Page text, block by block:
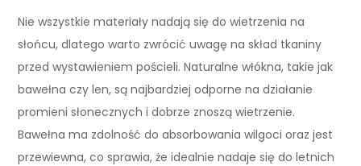
Nie wszystkie materiały nadają się do wietrzenia na
słońcu, dlatego warto zwrócić uwagę na skład tkaniny
przed wystawieniem pościeli. Naturalne włókna, takie jak
bawełna czy len, są najbardziej odporne na działanie
promieni słonecznych i dobrze znoszą wietrzenie.
Bawełna ma zdolność do absorbowania wilgoci oraz jest
przewiewna, co sprawia, że idealnie nadaje się do letnich